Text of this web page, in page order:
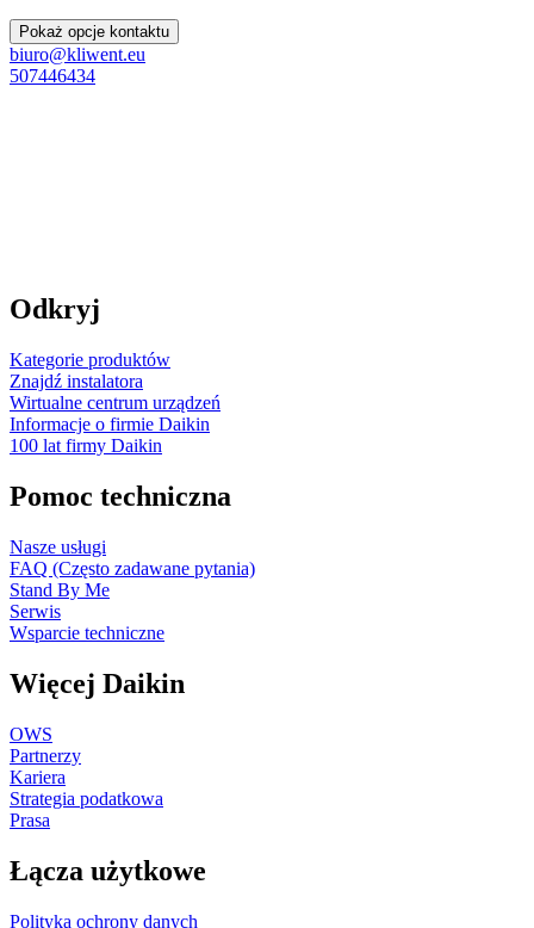
Pokaż opcje kontaktu
biuro@kliwent.eu
507446434
Odkryj
Kategorie produktów
Znajdź instalatora
Wirtualne centrum urządzeń
Informacje o firmie Daikin
100 lat firmy Daikin
Pomoc techniczna
Nasze usługi
FAQ (Często zadawane pytania)
Stand By Me
Serwis
Wsparcie techniczne
Więcej Daikin
OWS
Partnerzy
Kariera
Strategia podatkowa
Prasa
Łącza użytkowe
Polityka ochrony danych